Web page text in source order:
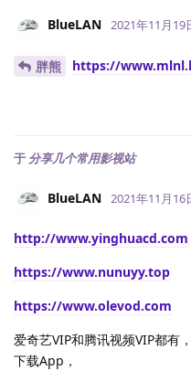
BlueLAN 2021年11月19
胖熊 https://
于 分享几个常用影视站
BlueLAN 2021年11月16
http://www.yinghuacd.com
https://www.nunuyy.top
https://www.olevod.com
爱奇艺VIP和腾讯视频VIP都有
下载App，